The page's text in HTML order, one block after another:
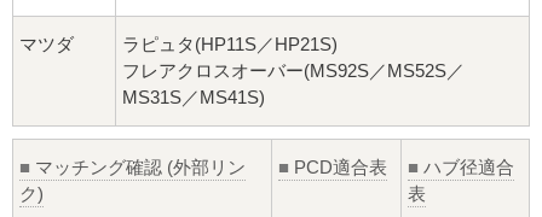
マツダ
ラピュタ(HP11S／HP21S)
フレアクロスオーバー(MS92S／MS52S／
MS31S／MS41S)
■ マッチング確認 (外部リン
ク)
■ PCD適合表 ■ ハブ径適合
表